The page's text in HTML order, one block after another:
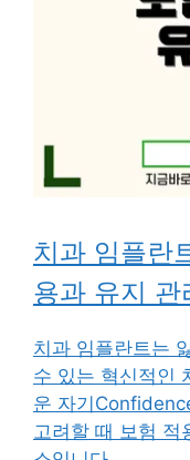
치과 임플란
용과 유지 관
치과 임플란트는
수 있는 혁신적인
운 자기
고려할 때 보험 적